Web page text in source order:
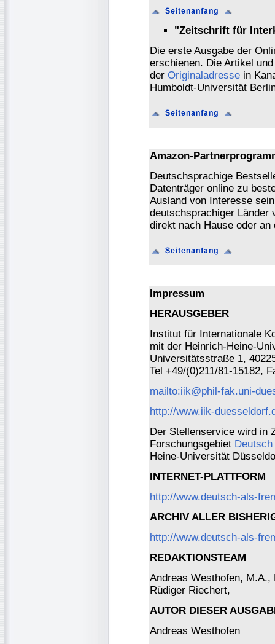
"Zeitschrift für
Die erste Ausgabe der
erschienen. Die Artikel
der Originaladresse in
Humboldt-Universität
Amazon-
Deutschsprachige
Datenträger online zu
Ausland von Interesse
deutschsprachiger Länder
direkt nach Hause oder
Impressum
HERAUSGEBER
Institut für Internationale
mit der Heinrich-Heine-
Universitätsstraße 1,
Tel +49/(0)211/81-15182,
mailto:iik@phil-fak.uni-
http://www.iik-
Der Stellenservice wird in
Forschungsgebiet
Heine-Universität
INTERNET-PLATTFORM
http://www.deutsch-als-
ARCHIV ALLER
http://www.deutsch-als-
REDAKTIONSTEAM
Andreas Westhofen, M.A.,
Rüdiger Riechert,
AUTOR DIESER
Andreas Westhofen